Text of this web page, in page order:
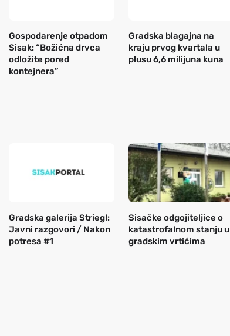
Gospodarenje otpadom
Sisak: “Božićna drvca
odložite pored
kontejnera”
Gradska blagajna na
kraju prvog kvartala u
plusu 6,6 milijuna kuna
Gradska galerija Striegl:
Javni razgovori / Nakon
potresa #1
Sisačke odgojiteljice o
katastrofalnom stanju u
gradskim vrtićima